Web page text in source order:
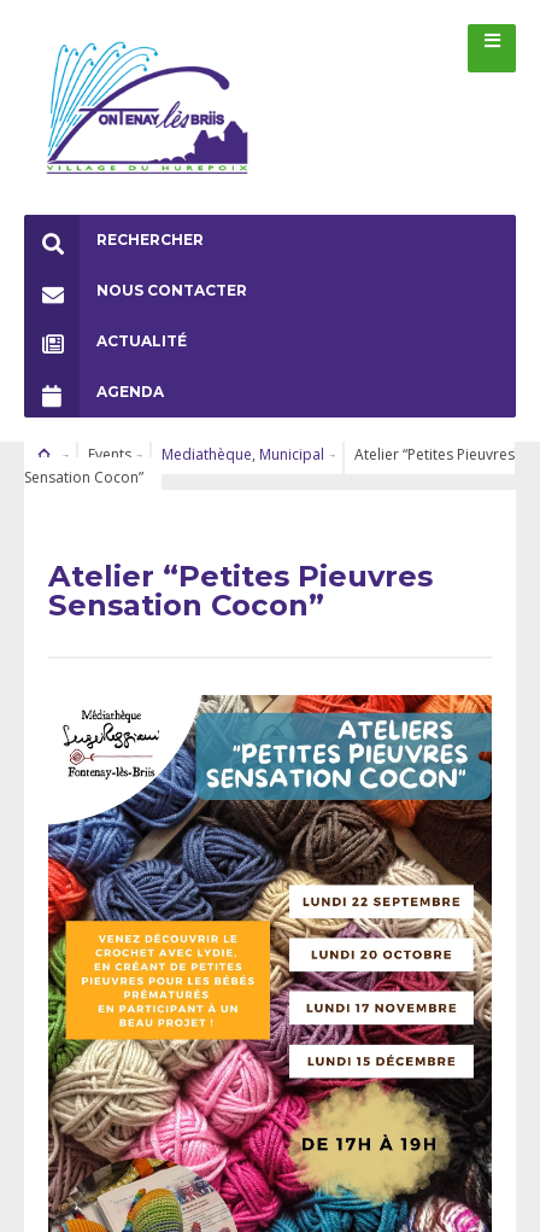
RECHERCHER
NOUS CONTACTER
ACTUALITÉ
AGENDA
Events Mediathèque, Municipal
Atelier “Petites Pieuvres
Sensation Cocon”
Atelier “Petites Pieuvres
Sensation Cocon”